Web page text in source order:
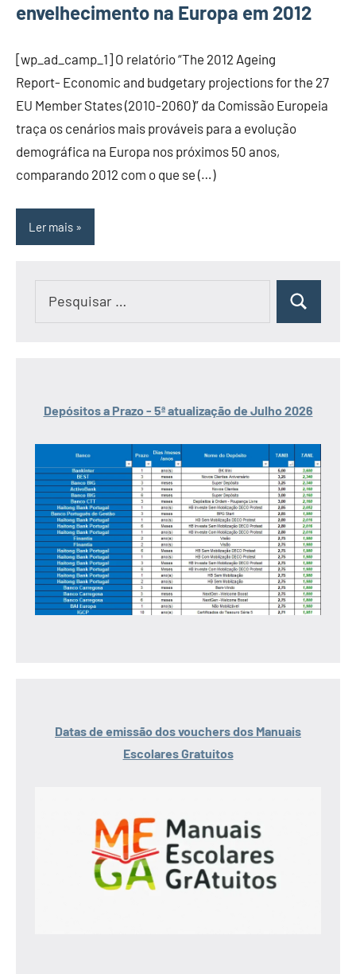
envelhecimento na Europa em 2012
[wp_ad_camp_1] O relatório “The 2012 Ageing
Report- Economic and budgetary projections for the 27
EU Member States (2010-2060)” da Comissão Europeia
traça os cenários mais prováveis para a evolução
demográfica na Europa nos próximos 50 anos,
comparando 2012 com o que se (…)
Ler mais
Pesquisar
Depósitos a Prazo - 5ª atualização de Julho 2026
Datas de emissão dos vouchers dos Manuais
Escolares Gratuitos